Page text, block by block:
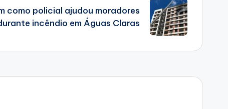
como policial ajudou moradores
incêndio em Águas Claras